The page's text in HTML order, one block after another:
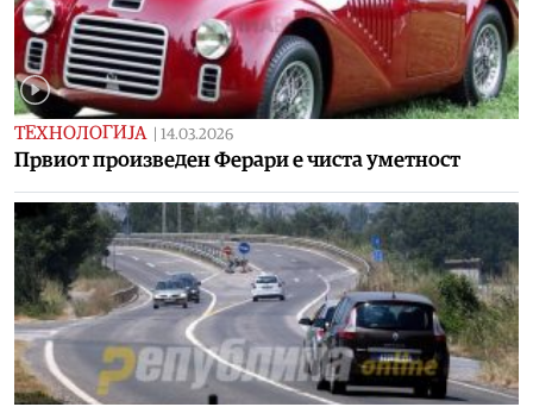
ТЕХНОЛОГИЈА | 14.03.2026
Првиот произведен Ферари е чиста уметност